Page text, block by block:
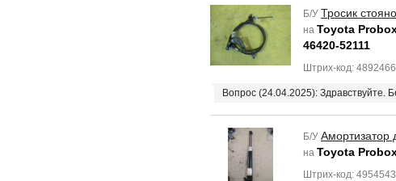
Б/У Тросик
на Toyota
46420-52111
Штрих-код: 4892466
Вопрос (24.04.2025): Здравствуйте.
Б/У Амортизатор
на Toyota
Штрих-код: 4954543